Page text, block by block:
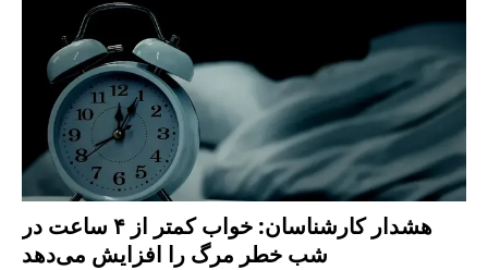
هشدار کارشناسان: خواب کمتر از ۴ ساعت در
شب خطر مرگ را افزایش می‌دهد